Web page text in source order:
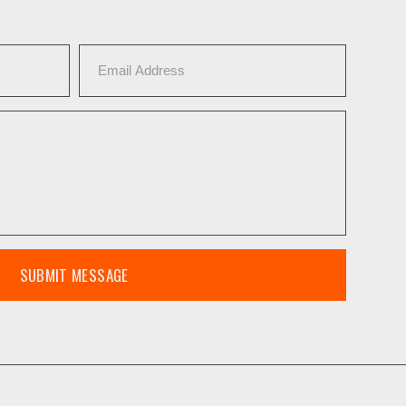
SUBMIT MESSAGE